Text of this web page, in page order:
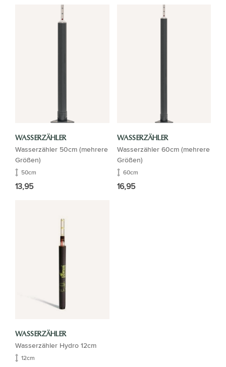
WASSERZÄHLER
Wasserzähler 50cm (mehrere
Größen)
50cm
13,95
WASSERZÄHLER
Wasserzähler 60cm (mehrere
Größen)
60cm
16,95
WASSERZÄHLER
Wasserzähler Hydro 12cm
12cm